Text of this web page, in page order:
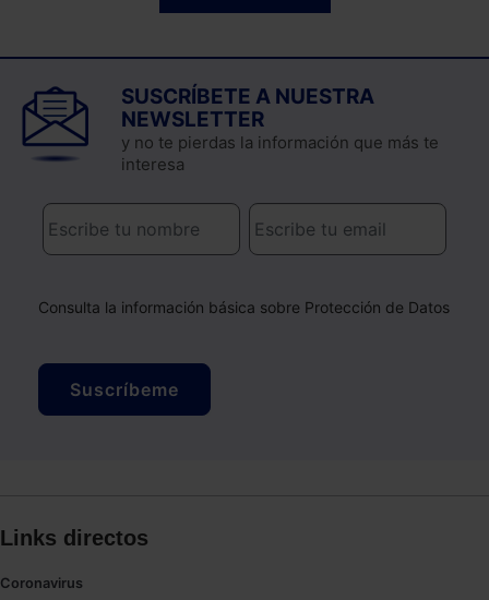
SUSCRÍBETE A NUESTRA
NEWSLETTER
y no te pierdas la información que más te
interesa
Consulta la información básica sobre Protección de Datos
Suscríbeme
Links directos
Coronavirus